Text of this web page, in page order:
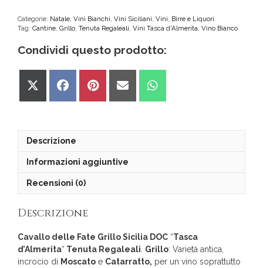
Sicilia
DOC
d'Almerita
quantità
Categorie: Natale, Vini Bianchi, Vini Siciliani, Vini, Birre e Liquori
Tag: Cantine, Grillo, Tenuta Regaleali, Vini Tasca d'Almerita, Vino Bianco
Condividi questo prodotto:
Share
Share
Share
Share
Share
Descrizione
Informazioni aggiuntive
Recensioni (0)
Descrizione
Cavallo delle Fate Grillo Sicilia DOC “Tasca
d’Almerita“ Tenuta Regaleali. Grillo: Varietà antica,
incrocio di Moscato e Catarratto, per un vino soprattutto